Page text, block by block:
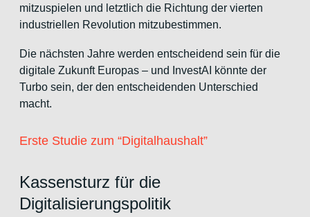
mitzuspielen und letztlich die Richtung der vierten
industriellen Revolution mitzubestimmen.
Die nächsten Jahre werden entscheidend sein für die
digitale Zukunft Europas – und InvestAI könnte der
Turbo sein, der den entscheidenden Unterschied
macht.
Erste Studie zum “Digitalhaushalt”
Kassensturz für die
Digitalisierungspolitik